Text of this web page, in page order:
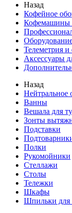
Назад
Кофейное
Кофемашины
Телеметрия
Аксессуары
Назад
Нейтральное
Ванны
Вешала для
Зонты
Подставки
Полки
Рукомойники
Стеллажи
Столы
Тележки
Шкафы
Шпильки для